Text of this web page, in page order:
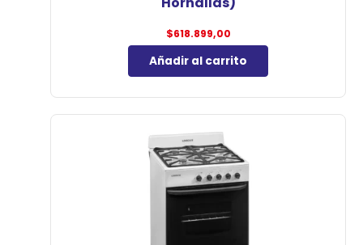
$618.899,00
Añadir al carrito